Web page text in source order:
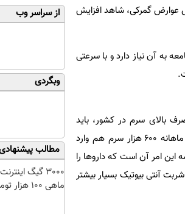
عوارض گمرکی، شاهد افزایش
به آن نیاز دارد و با سرعتی
بالای سرم در کشور، باید
ماهانه هفت میلیون سرم تولید کنیم اما به دلیل نیازی که در کشور وجود دارد، علاوه بر آن ماهانه ۶۰۰ هزار سرم هم وارد
این امر آن است که داروها را
آنتی‌ بیوتیک بسیار بیشتر
از سراسر وب
وبگردی
مطالب
3000 گیگ
ماهی 100 هزار تومان